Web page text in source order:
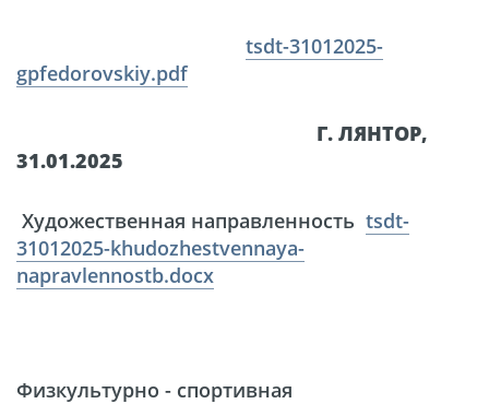
tsdt-31012025-
gpfedorovskiy.pdf
Г. ЛЯНТОР,
31.01.2025
Художественная направленность tsdt-
31012025-khudozhestvennaya-
napravlennostb.docx
Физкультурно - спортивная